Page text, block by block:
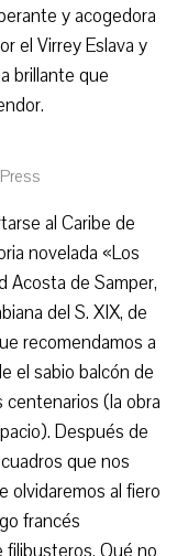
y acogedora
el Virrey Eslava y
brillante que
al Caribe de
novelada «Los
Acosta de Samper,
del S. XIX, de
recomendamos a
el sabio balcón de
centenarios (la obra
Después de
que nos
olvidaremos al fiero
francés